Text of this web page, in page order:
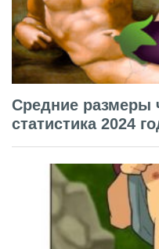
Средние размеры
статистика 2024